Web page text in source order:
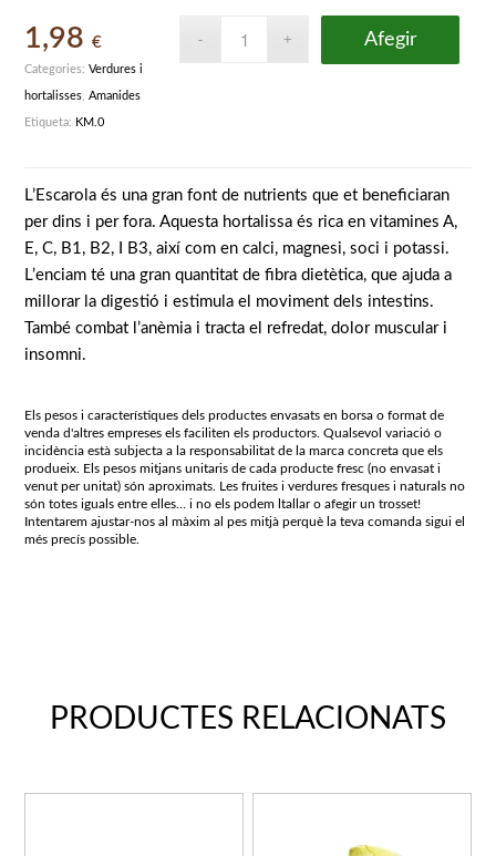
1,98€ Afegir
Categories:Verdures i
hortalisses ,Amanides
Etiqueta: KM.0
L’Escarola és una gran font de nutrients que et beneficiaran
per dins i per fora. Aquesta hortalissa és rica en vitamines A,
E, C, B1, B2, I B3, així com en calci, magnesi, soci i potassi.
L’enciam té una gran quantitat de fibra dietètica, que ajuda a
millorar la digestió i estimula el moviment dels intestins.
També combat l’anèmia i tracta el refredat, dolor muscular i
insomni.
Els pesos i característiques dels productes envasats en borsa o format de
venda d'altres empreses els faciliten els productors. Qualsevol variació o
incidència està subjecta a la responsabilitat de la marca concreta que els
produeix. Els pesos mitjans unitaris de cada producte fresc (no envasat i
venut per unitat) són aproximats. Les fruites i verdures fresques i naturals no
són totes iguals entre elles… i no els podem ltallar o afegir un trosset!
Intentarem ajustar-nos al màxim al pes mitjà perquè la teva comanda sigui el
més precís possible.
PRODUCTES RELACIONATS